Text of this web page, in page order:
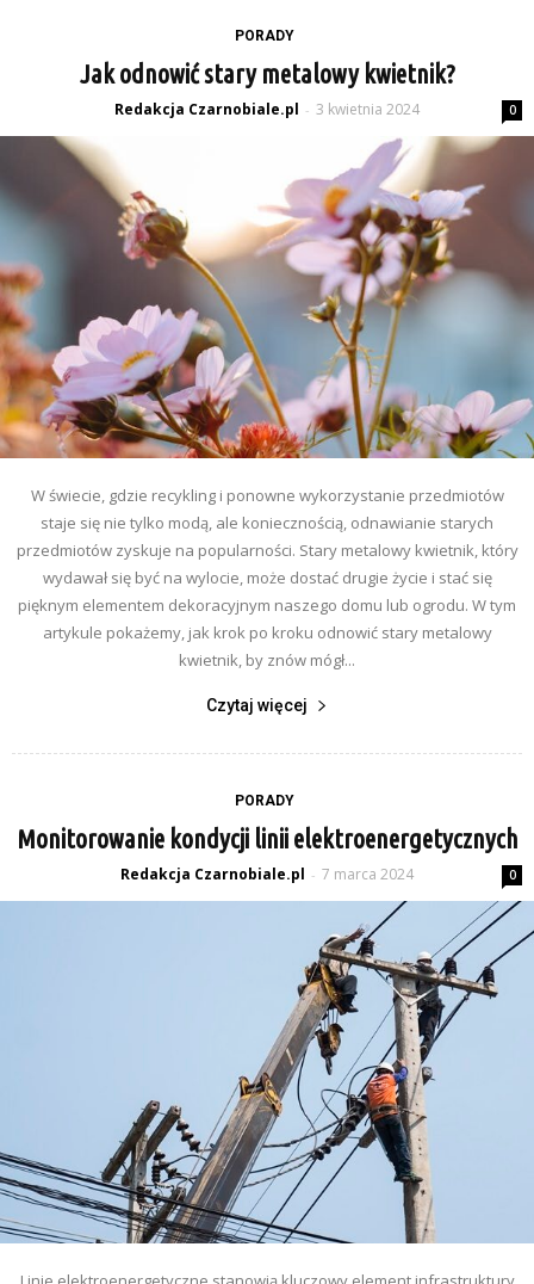
PORADY
Jak odnowić stary metalowy kwietnik?
Redakcja Czarnobiale.pl - 3 kwietnia 2024 0
W świecie, gdzie recykling i ponowne wykorzystanie przedmiotów
staje się nie tylko modą, ale koniecznością, odnawianie starych
przedmiotów zyskuje na popularności. Stary metalowy kwietnik, który
wydawał się być na wylocie, może dostać drugie życie i stać się
pięknym elementem dekoracyjnym naszego domu lub ogrodu. W tym
artykule pokażemy, jak krok po kroku odnowić stary metalowy
kwietnik, by znów mógł...
Czytaj więcej
PORADY
Monitorowanie kondycji linii elektroenergetycznych
Redakcja Czarnobiale.pl - 7 marca 2024 0